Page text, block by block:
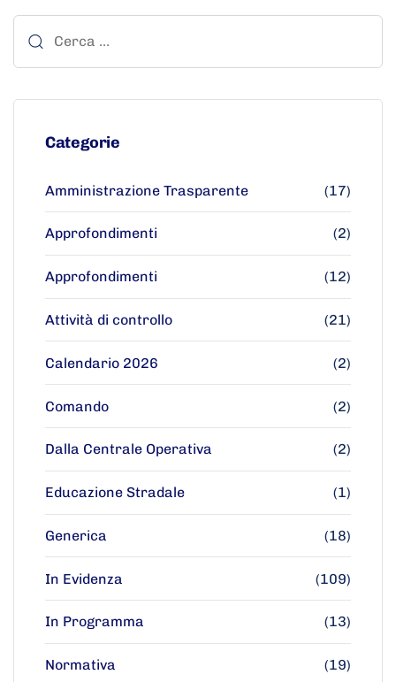
Categorie
Amministrazione Trasparente (17)
Approfondimenti (2)
Approfondimenti (12)
Attività di controllo (21)
Calendario 2026 (2)
Comando (2)
Dalla Centrale Operativa (2)
Educazione Stradale (1)
Generica (18)
In Evidenza (109)
In Programma (13)
Normativa (19)